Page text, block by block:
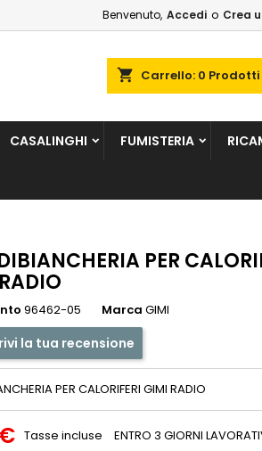
Benvenuto, Accedi o Crea
shopping_cart Carrello: 0
CASALINGHI FUMISTERIA
PER
96462-05 Marca GIMI
la tua recensione
PER CALORIFERI GIMI RADIO
Tasse incluse ENTRO 3 GIORNI